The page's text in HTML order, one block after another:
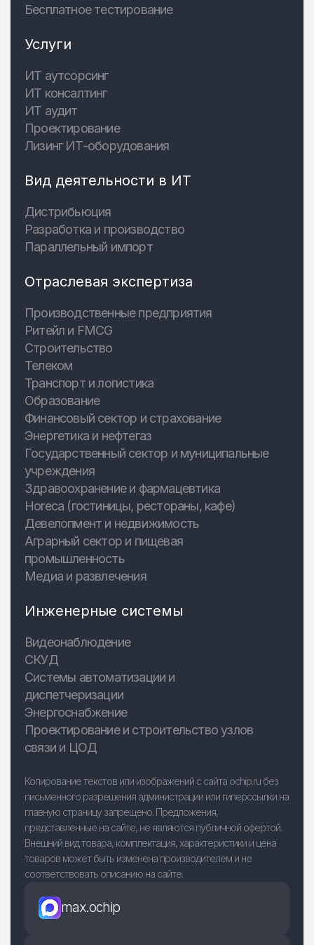
Бесплатное тестирование
Услуги
ИТ аутсорсинг
ИТ консалтинг
ИТ аудит
Проектирование
Лизинг ИТ-оборудования
Вид деятельности в ИТ
Дистрибьюция
Разработка и производство
Параллельный импорт
Отраслевая экспертиза
Производственные предприятия
Ритейл и FMCG
Строительство
Телеком
Транспорт и логистика
Образование
Финансовый сектор и страхование
Энергетика и нефтегаз
Государственный сектор и муниципальные
учреждения
Здравоохранение и фармацевтика
Horeca (гостиницы, рестораны, кафе)
Девелопмент и недвижимость
Аграрный сектор и пищевая
промышленность
Медиа и развлечения
Инженерные системы
Видеонаблюдение
СКУД
Системы автоматизации и
диспетчеризации
Энергоснабжение
Проектирование и строительство узлов
связи и ЦОД
Копирование текстов или изображений с сайта ochip.ru без
письменного разрешения администрации или гиперссылки на
главную страницу запрещено. Предложения,
представленные на сайте, не являются публичной офертой.
Внешний вид товара, комплектация, характеристики и цена
товаров может быть изменена производителем и не
соответствовать описанию на сайте.
max.ochip